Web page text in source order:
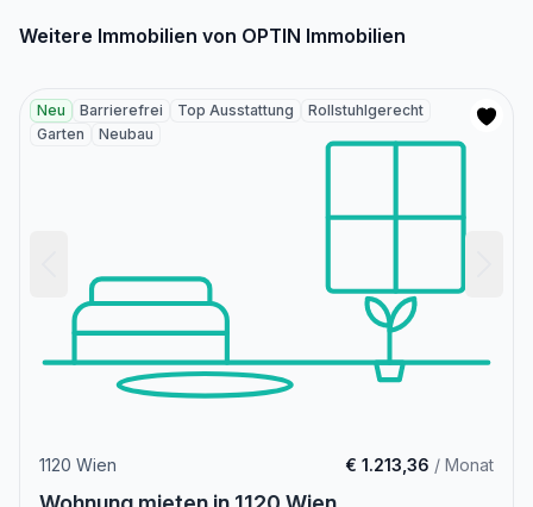
Weitere Immobilien von OPTIN Immobilien
Neu Barrierefrei Top Ausstattung
Rollstuhlgerecht
Garten
Neubau
1120 Wien € 1.213,36 / Monat